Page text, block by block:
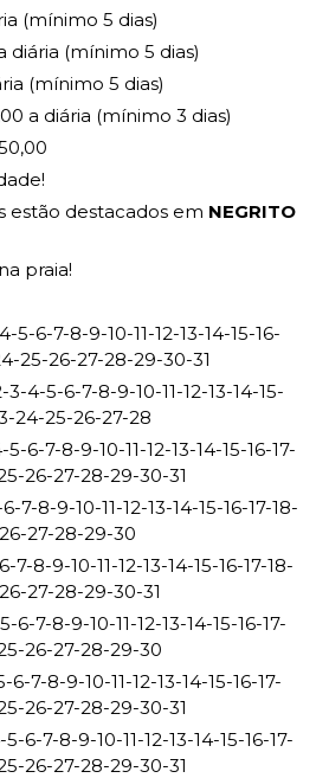
(mínimo 5 dias)
diária (mínimo 5 dias)
(mínimo 5 dias)
a diária (mínimo 3 dias)
estão destacados em NEGRITO
praia!
5-6-7-8-9-10-11-12-13-14-15-16-
25-26-27-28-29-30-31
3-4-5-6-7-8-9-10-11-12-13-14-15-
24-25-26-27-28
6-7-8-9-10-11-12-13-14-15-16-17-
26-27-28-29-30-31
7-8-9-10-11-12-13-14-15-16-17-18-
27-28-29-30
8-9-10-11-12-13-14-15-16-17-18-
27-28-29-30-31
7-8-9-10-11-12-13-14-15-16-17-
26-27-28-29-30
7-8-9-10-11-12-13-14-15-16-17-
26-27-28-29-30-31
6-7-8-9-10-11-12-13-14-15-16-17-
26-27-28-29-30-31